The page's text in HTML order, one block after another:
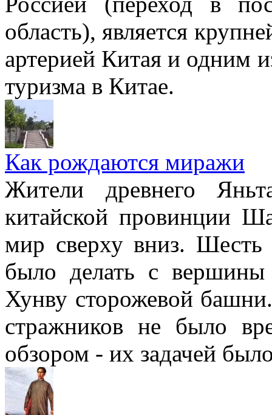
область), является
артерией Китая и одним
туризма в Китае.
Как рождаются миражи
Жители древнего
китайской провинции
мир сверху вниз. Шесть
было делать с вершины
Хунву сторожевой
стражников не было
обзором - их задачей